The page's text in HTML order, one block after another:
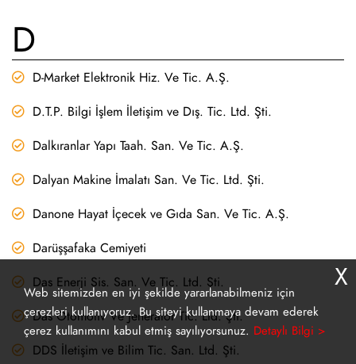
D
D-Market Elektronik Hiz. Ve Tic. A.Ş.
D.T.P. Bilgi İşlem İletişim ve Dış. Tic. Ltd. Şti.
Dalkıranlar Yapı Taah. San. Ve Tic. A.Ş.
Dalyan Makine İmalatı San. Ve Tic. Ltd. Şti.
Danone Hayat İçecek ve Gıda San. Ve Tic. A.Ş.
Darüşşafaka Cemiyeti
Das Enerji Sis. San. Ve Tic. Ltd. Şti.
Das Otomotiv Ve Jeneratör Tic. Ltd. Şti.
DDS İletişim ve Bilim Tic. San. Ltd. Şti.
Web sitemizden en iyi şekilde yararlanabilmeniz için
çerezleri kullanıyoruz. Bu siteyi kullanmaya devam ederek
çerez kullanımını kabul etmiş sayılıyorsunuz. Detaylı Bilgi >
X